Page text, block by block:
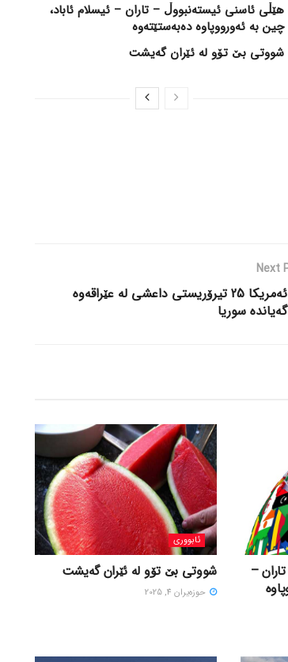
هێڵی ئاسنی ئیستەنبووڵ – تاران – ئیسلام ئاباد،
چین بە ئەورووپاوە دەبەستێتەوە
شووتی بێ تۆو لە ئێران گەیشت
Next
ئەمریکا 25 تیرۆریستی داعشی لە عێراقەوە
گەیاندە سوریا
–
ئابووری
شووتی بێ تۆو لە ئێران گەیشت
حوزه‌یران 4, 2025